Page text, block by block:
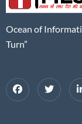
Ocean of
Turn”